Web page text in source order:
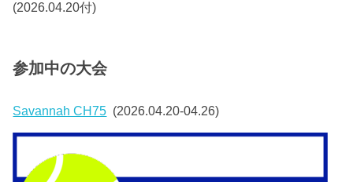
(2026.04.20付)
参加中の大会
Savannah CH75 (2026.04.20-04.26)